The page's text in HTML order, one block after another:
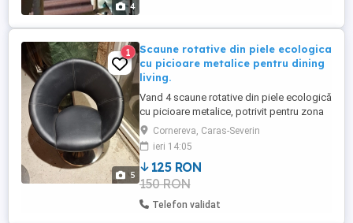
4
5
1
Scaune rotative din piele ecologica
cu picioare metalice pentru dining
living.
Vand 4 scaune rotative din piele ecologică
cu picioare metalice, potrivit pentru zona
de dining sau living. Acest scaun modern
și confortabil se adaptează perfect în
orice spațiu. Culoare neagra. Inaltime
totala scaun : 78 cm. Inaltime sezut : 43
cm. 125 lei - bucata. Materialul se poate
schimba. Unul ...
Cornereva, Caras-Severin
ieri 14:05
125 RON
150 RON
Telefon validat